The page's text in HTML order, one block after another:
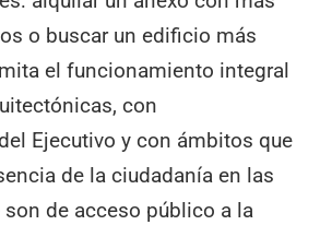
o buscar un edificio más
el funcionamiento integral
con
Ejecutivo y con ámbitos que
de la ciudadanía en las
de acceso público a la